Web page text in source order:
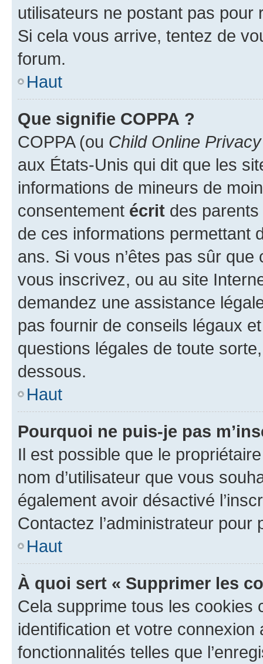
utilisateurs ne postant pas pour
Si cela vous arrive, tentez de
forum.
Haut
Que signifie COPPA ?
COPPA (ou Child Online
aux États-Unis qui dit que les
informations de mineurs de
consentement écrit des parents
de ces informations permettant
ans. Si vous n’êtes pas sûr
vous inscrivez, ou au site
demandez une assistance
pas fournir de conseils légaux
questions légales de toute
dessous.
Haut
Pourquoi ne puis-je pas
Il est possible que le
nom d’utilisateur que vous
également avoir désactivé
Contactez l’administrateur
Haut
À quoi sert « Supprimer les
Cela supprime tous les cookies
identification et votre
fonctionnalités telles que